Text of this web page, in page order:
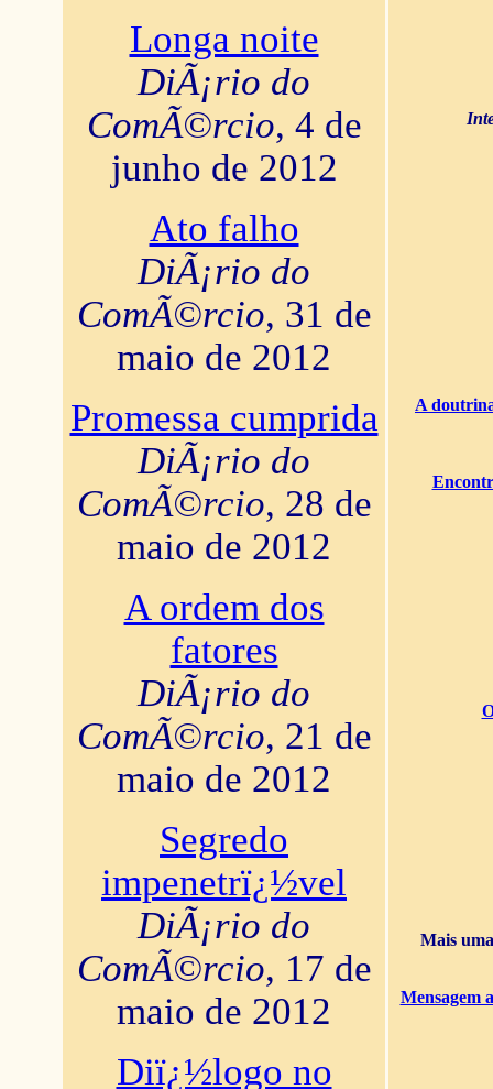
Longa noite
DiÃ¡rio do
ComÃ©rcio, 4 de
junho de 2012
Ato falho
DiÃ¡rio do
ComÃ©rcio, 31 de
maio de 2012
Promessa cumprida
DiÃ¡rio do
ComÃ©rcio, 28 de
maio de 2012
A ordem dos
fatores
DiÃ¡rio do
ComÃ©rcio, 21 de
maio de 2012
Segredo
impenetrï¿½vel
DiÃ¡rio do
ComÃ©rcio, 17 de
maio de 2012
Diï¿½logo no
A
Mais
Mensagem